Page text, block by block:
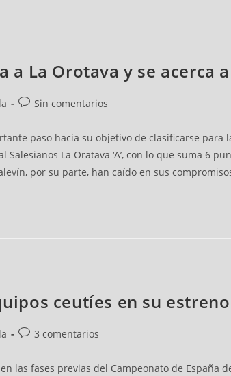
a La Orotava y se
Sin comentarios
paso hacia su objetivo de clasificarse
La Oratava ‘A’, con lo que suma 6
por su parte, han caído en sus
ceutíes en su
3 comentarios
las fases previas del Campeonato de España